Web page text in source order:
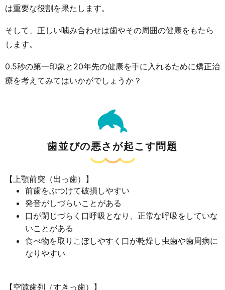
は重要な役割を果たします。
そして、正しい噛み合わせは歯やその周囲の健康をもたら
します。
0.5秒の第一印象と20年先の健康を手に入れるために矯正治
療を考えてみてはいかがでしょうか？
歯並びの悪さが起こす問題
【上顎前突（出っ歯）】
前歯をぶつけて破損しやすい
発音がしづらいことがある
口が閉じづらく口呼吸となり、正常な呼吸をしていな
いことがある
食べ物を取りこぼしやすく口が乾燥し虫歯や歯周病に
なりやすい
【空隙歯列（すきっ歯）】